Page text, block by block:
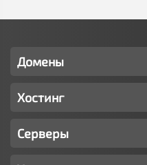
Домены
Хостинг
Серверы